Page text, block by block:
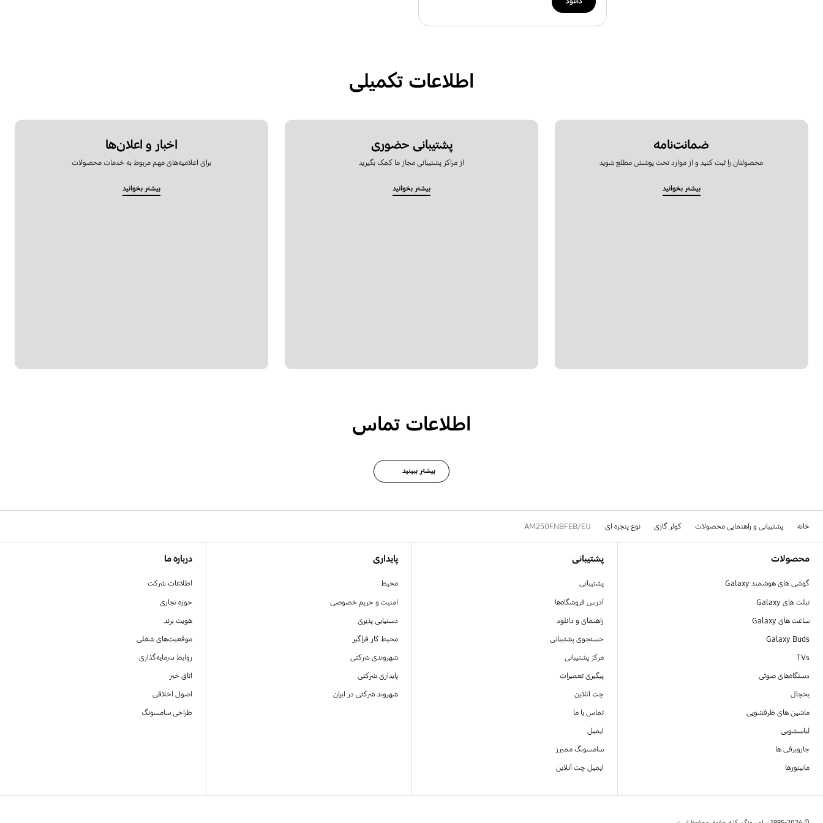
اطلاعات تکمیلی
ضمانت‌نامه
محصولتان را ثبت کنید و از موارد تحت پوشش مطلع شوید
بیشتر بخوانید
پشتیبانی حضوری
از مراکز پشتیبانی مجاز ما کمک بگیرید
بیشتر بخوانید
اخبار و اعلان‌ها
برای اعلامیه‌های مهم مربوط به خدمات محصولات
بیشتر بخوانید
اطلاعات تماس
بیشتر ببینید
خانه پشتیبانی و راهنمایی محصولات کولر گازی نوع پنجره ای AM250FNBFEB/EU
محصولات
گوشی های هوشمند Galaxy
تبلت های Galaxy
ساعت های Galaxy
Galaxy Buds
TVs
دستگاه‌های صوتی
یخچال
ماشین های ظرفشویی
لباسشویی
جاروبرقی ها
مانیتورها
پشتیبانی
پشتیبانی
آدرس فروشگاه‌ها
راهنمای و دانلود
جستجوی پشتیبانی
مرکز پشتیبانی
پیگیری تعمیرات
چت آنلاین
تماس با ما
ایمیل
سامسونگ ممبرز
ایمیل چت آنلاین
پایداری
محیط
امنیت و حریم خصوصی
دستیابی پذیری
محیط کار فراگیر
شهروندی شرکتی
پایداری شرکتی
شهروند شرکتی در ایران
درباره ما
اطلاعات شرکت
حوزه تجاری
هویت برند
موقعیت‌های شغلی
روابط سرمایه‌گذاری
اتاق خبر
اصول اخلاقی
طراحی سامسونگ